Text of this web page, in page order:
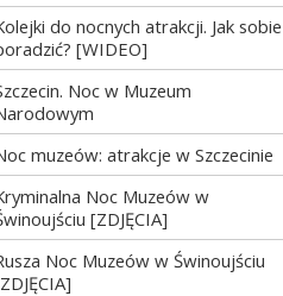
do nocnych atrakcji. Jak sobie
[WIDEO]
Noc w Muzeum
muzeów: atrakcje w Szczecinie
Noc Muzeów w
[ZDJĘCIA]
Noc Muzeów w Świnoujściu